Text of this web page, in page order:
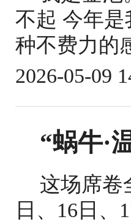
不起 今年
种不费力的
2026-05-09
“蜗牛·
这场席卷
日、16日、